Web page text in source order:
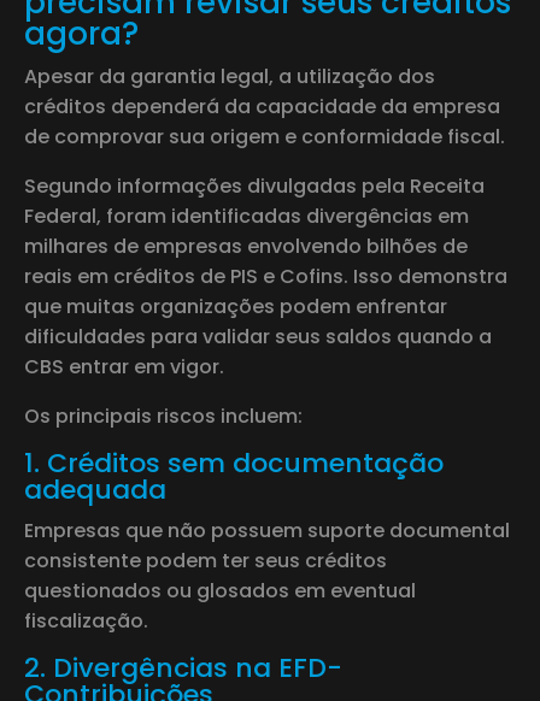
agora?
Apesar da garantia legal, a utilização dos
créditos dependerá da capacidade da empresa
de comprovar sua origem e conformidade fiscal.
Segundo informações divulgadas pela Receita
Federal, foram identificadas divergências em
milhares de empresas envolvendo bilhões de
reais em créditos de PIS e Cofins. Isso demonstra
que muitas organizações podem enfrentar
dificuldades para validar seus saldos quando a
CBS entrar em vigor.
Os principais riscos incluem:
1. Créditos sem documentação
adequada
Empresas que não possuem suporte documental
consistente podem ter seus créditos
questionados ou glosados em eventual
fiscalização.
2. Divergências na EFD-